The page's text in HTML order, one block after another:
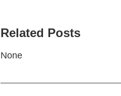
Related Posts
None